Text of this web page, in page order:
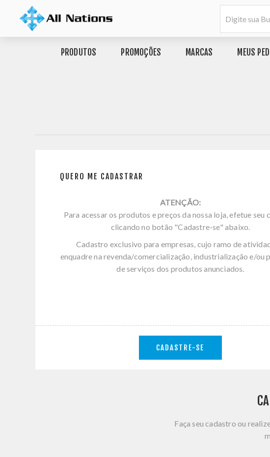
PRODUTOS PROMOÇÕES MARCAS MEUS
QUERO ME CADASTRAR
ATENÇÃO:
Para acessar os produtos e preços da nossa loja, efetue seu
clicando no botão "Cadastre-se" abaixo.
Cadastro exclusivo para empresas, cujo ramo de
enquadre na revenda/comercialização, industrialização e/ou
de serviços dos produtos anunciados.
CADASTRE-SE
Faça seu cadastro ou